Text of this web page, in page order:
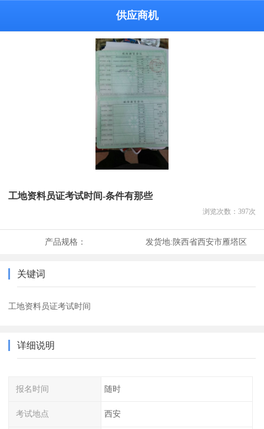
供应商机
工地资料员证考试时间-条件有那些
浏览次数： 397次
产品规格： 发货地:陕西省西安市雁塔区
关键词
工地资料员证考试时间
详细说明
报名时间 随时
考试地点 西安